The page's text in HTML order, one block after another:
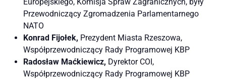
Przewodniczący Zgromadzenia Parlamentarnego
NATO
Konrad Fijołek, Prezydent Miasta Rzeszowa,
Współprzewodniczący Rady Programowej KBP
Radosław Maćkiewicz, Dyrektor COI,
Współprzewodniczący Rady Programowej KBP